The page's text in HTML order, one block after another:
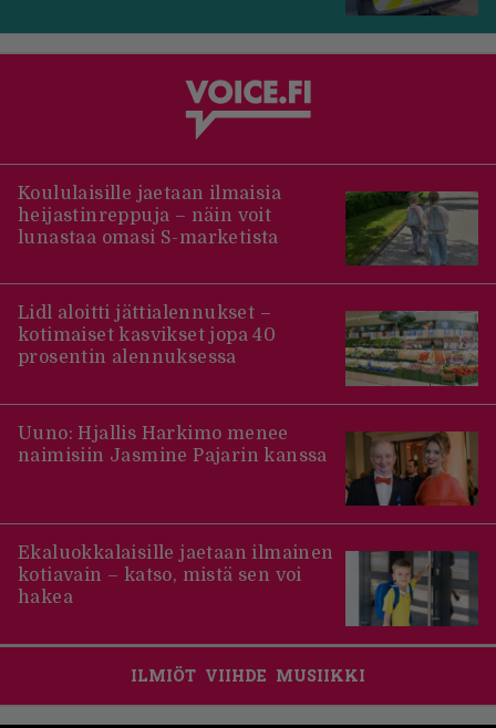
Koululaisille jaetaan ilmaisia
heijastinreppuja – näin voit
lunastaa omasi S-marketista
Lidl aloitti jättialennukset –
kotimaiset kasvikset jopa 40
prosentin alennuksessa
Uuno: Hjallis Harkimo menee
naimisiin Jasmine Pajarin kanssa
Ekaluokkalaisille jaetaan ilmainen
kotiavain – katso, mistä sen voi
hakea
ILMIÖT VIIHDE MUSIIKKI